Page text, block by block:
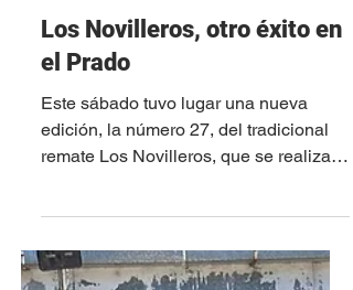
30 sept 2023
Los Novilleros, otro éxito en
el Prado
edición, la número 27, del tradicional
remate Los Novilleros, que se realiza
típicamente en las...